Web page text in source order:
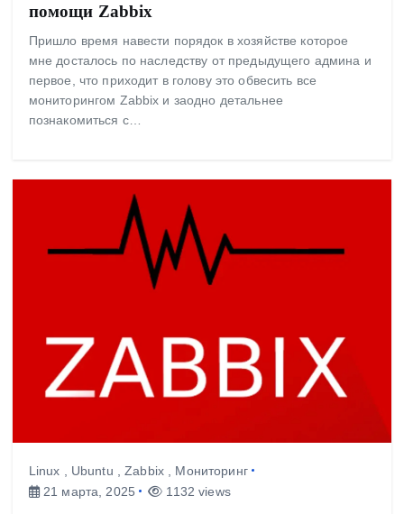
помощи Zabbix
Пришло время навести порядок в хозяйстве которое
мне досталось по наследству от предыдущего админа и
первое, что приходит в голову это обвесить все
мониторингом Zabbix и заодно детальнее
познакомиться с…
Linux Ubuntu ,Zabbix, Мониторинг
21 марта, 2025
1132 views